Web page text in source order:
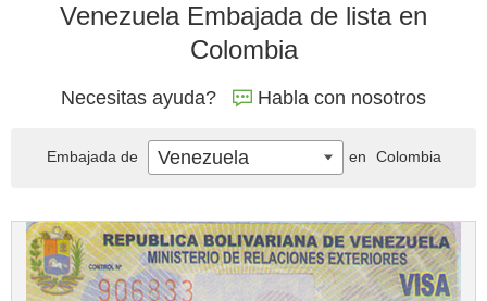
Venezuela Embajada de lista en
Colombia
Necesitas ayuda? Habla con nosotros
Embajada de Venezuela en Colombia